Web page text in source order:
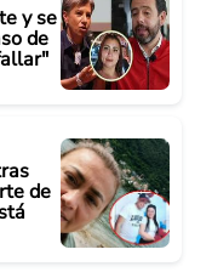
y se
de
de